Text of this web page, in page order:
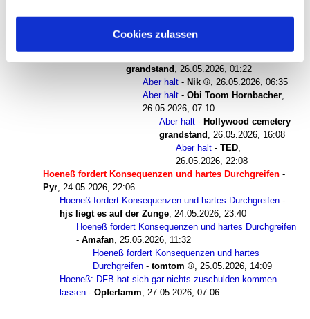
Cookies zulassen
Aber halt-Frauenbeauftragte,
25.05.2026, 00:08
grandstand
26.05.2026, 01:22
Aber halt - Nik
26.05.2026, 06:35
Aber halt - Obi Toom Hornbacher
26.05.2026, 07:10
Aber halt - Hollywood cemetery
grandstand
26.05.2026, 16:08
Aber halt - TED
26.05.2026, 22:08
Hoeneß fordert Konsequenzen und hartes Durchgreifen -
Pyr 24.05.2026, 22:06
Hoeneß fordert Konsequenzen und hartes Durchgreifen -
hjs liegt es auf der Zunge 24.05.2026, 23:40
Hoeneß fordert Konsequenzen und hartes Durchgreifen
- Amafan 25.05.2026, 11:32
Hoeneß fordert Konsequenzen und hartes
Durchgreifen - tomtom
25.05.2026, 14:09
Hoeneß: DFB hat sich gar nichts zuschulden kommen
lassen - Opferlamm 27.05.2026, 07:06